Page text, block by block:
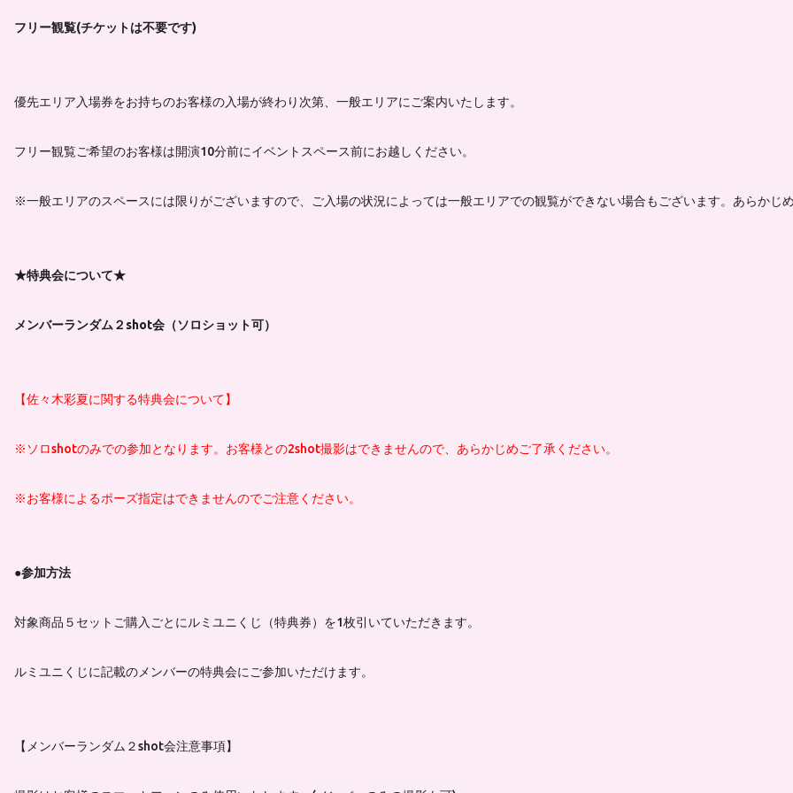
フリー観覧(チケットは不要です)
優先エリア入場券をお持ちのお客様の入場が終わり次第、一般エリアにご案内いたします。
フリー観覧ご希望のお客様は開演10分前にイベントスペース前にお越しください。
※一般エリアのスペースには限りがございますので、ご入場の状況によっては一般エリアでの観覧ができない場合もございます。あらかじめ
★特典会について★
メンバーランダム２shot会（ソロショット可）
【佐々木彩夏に関する特典会について】
※ソロshotのみでの参加となります。お客様との2shot撮影はできませんので、あらかじめご了承ください。
※お客様によるポーズ指定はできませんのでご注意ください。
●参加方法
対象商品５セットご購入ごとにルミユニくじ（特典券）を1枚引いていただきます。
ルミユニくじに記載のメンバーの特典会にご参加いただけます。
【メンバーランダム２shot会注意事項】